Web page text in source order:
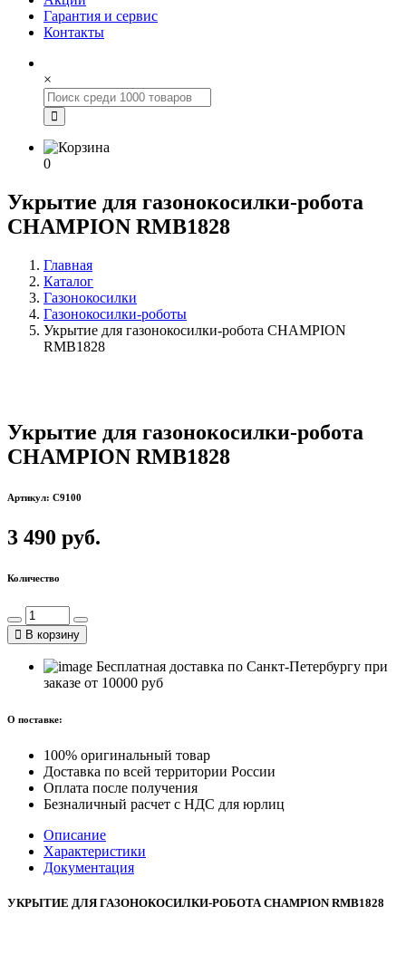
Гарантия и сервис
Контакты
×
0
Укрытие для газонокосилки-робота
CHAMPION RMB1828
Главная
Каталог
Газонокосилки
Газонокосилки-роботы
Укрытие для газонокосилки-робота CHAMPION
RMB1828
Укрытие для газонокосилки-робота
CHAMPION RMB1828
Артикул: C9100
3 490 руб.
Количество
В корзину
Бесплатная доставка по Санкт-Петербургу при
заказе от 10000 руб
О поставке:
100% оригинальный товар
Доставка по всей территории России
Оплата после получения
Безналичный расчет с НДС для юрлиц
Описание
Характеристики
Документация
УКРЫТИЕ ДЛЯ ГАЗОНОКОСИЛКИ-РОБОТА CHAMPION RMB1828